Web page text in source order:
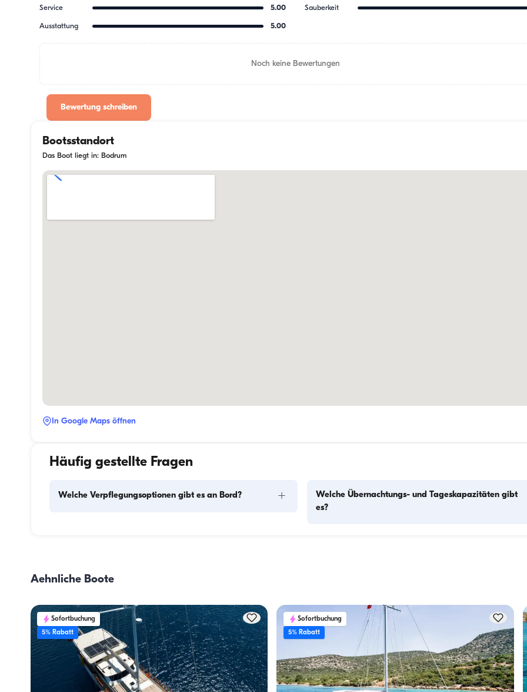
Service 5.00 Sauberkeit
Ausstattung 5.00
Noch keine Bewertungen
Bewertung schreiben
Bootsstandort
Das Boot liegt in: Bodrum
In Google Maps öffnen
Häufig gestellte Fragen
Welche Verpflegungsoptionen gibt es an Bord? +
Zubereitung der Mahlzeiten übernimmt die Crew.
Welche Übernachtungs- und Tageskapazitäten gibt
es?
Tagesvermietungen gilt die Tageskapazität.
Aehnliche Boote
Sofortbuchung
5% Rabatt
Sofortbuchung
5% Rabatt